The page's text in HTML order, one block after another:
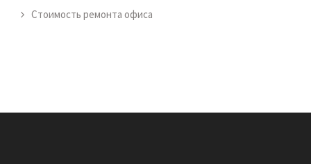
Стоимость ремонта офиса